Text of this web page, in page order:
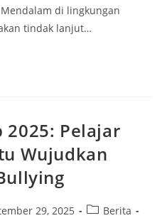
di lingkungan
tindak lanjut…
2025: Pelajar
Wujudkan
29, 2025
PostBerita